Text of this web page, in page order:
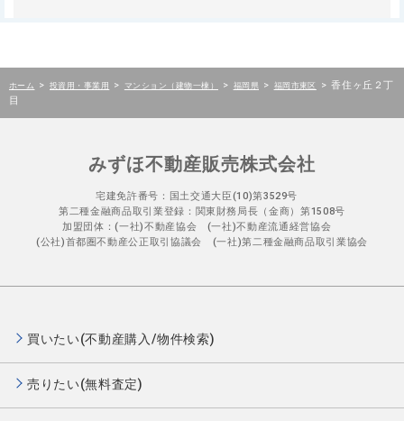
ホーム > 投資用・事業用 > マンション（建物一棟） > 福岡県 > 福岡市東区 > 香住ヶ丘２丁
目
みずほ不動産販売株式会社
宅建免許番号：国土交通大臣(10)第3529号
第二種金融商品取引業登録：関東財務局長（金商）第1508号
加盟団体：(一社)不動産協会 (一社)不動産流通経営協会
(公社)首都圏不動産公正取引協議会 (一社)第二種金融商品取引業協会
買いたい(不動産購入/物件検索)
売りたい(無料査定)